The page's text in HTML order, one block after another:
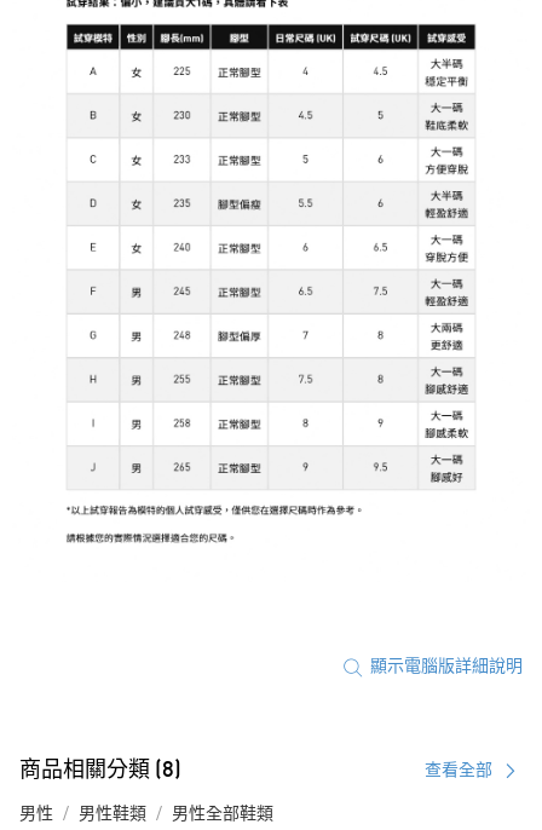
顯示電腦版詳細說明
商品相關分類 (8) 查看全部
男性 男性鞋類 男性全部鞋類